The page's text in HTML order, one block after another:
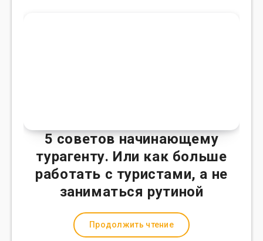
5 советов начинающему
турагенту. Или как больше
работать с туристами, а не
заниматься рутиной
Продолжить чтение